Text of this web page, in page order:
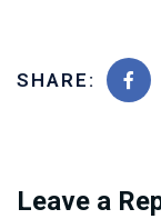
SHARE:
Leave a